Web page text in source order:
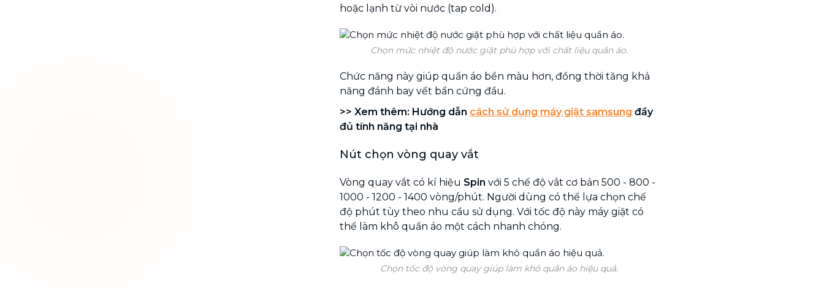
hoặc lạnh từ vòi nước (tap cold).
Chọn mức nhiệt độ nước giặt phù hợp với chất liệu quần áo.
Chức năng này giúp quần áo bền màu hơn, đồng thời tăng khả
năng đánh bay vết bẩn cứng đầu.
>> Xem thêm: Hướng dẫn cách sử dụng máy giặt samsung đầy
đủ tính năng tại nhà
Nút chọn vòng quay vắt
Vòng quay vắt có kí hiệu Spin với 5 chế độ vắt cơ bản 500 - 800 -
1000 - 1200 - 1400 vòng/phút. Người dùng có thể lựa chọn chế
độ phút tùy theo nhu cầu sử dụng. Với tốc độ này máy giặt có
thể làm khô quần áo một cách nhanh chóng.
Chọn tốc độ vòng quay giúp làm khô quần áo hiệu quả.